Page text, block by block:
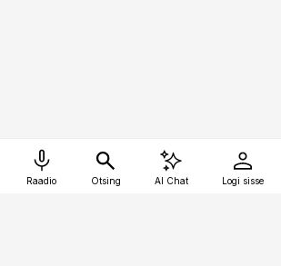
Raadio Otsing AI Chat Logi sisse